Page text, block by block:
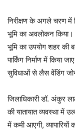
निरीक्षण के अगले चरण में
भूमि का अवलोकन किया।
भूमि का उपयोग शहर की
पार्किंग निर्माण में किया
सुविधाओं से लैस वेंडिंग
जिलाधिकारी डॉ. अंकुर
की यातायात व्यवस्था
में कमी आएगी,